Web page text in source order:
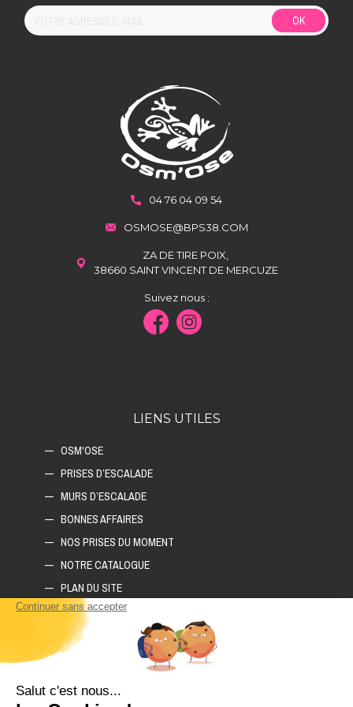
OK
04 76 04 09 54
OSMOSE@BPS38.COM
ZA DE TIRE POIX,
38660 SAINT VINCENT DE MERCUZE
Suivez nous :
LIENS UTILES
OSM'OSE
PRISES D’ESCALADE
MURS D’ESCALADE
BONNES AFFAIRES
NOS PRISES DU MOMENT
NOTRE CATALOGUE
PLAN DU SITE
COMMENT CONSTRUIRE SON MUR D'ESCALADE ?
COMMENT CHOISIR SON TAPIS D'ESCALADE ?
COMMENT CHOISIR SES PRISES D'ESCALADE ?
LIVRAISON ET RETOURS